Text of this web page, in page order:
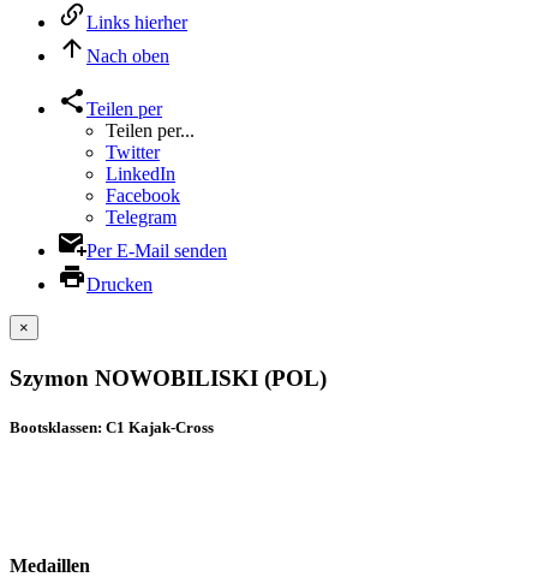
Links hierher
Nach oben
Teilen per
Teilen per...
Twitter
LinkedIn
Facebook
Telegram
Per E-Mail senden
Drucken
×
Szymon NOWOBILISKI (POL)
Bootsklassen: C1 Kajak-Cross
Medaillen